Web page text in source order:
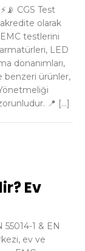
CGS Test
olarak
testlerini
LED
donanımları,
benzeri ürünler,
📍 […]
Ev
1 & EN
ev ve